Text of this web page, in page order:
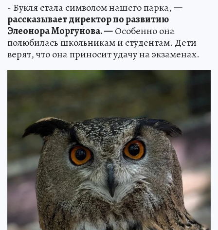
- Букля стала символом нашего парка,—
рассказывает директор по развитию
Элеонора Моргунова. —Особенно она
полюбилась школьникам и студентам. Дети
верят, что она приносит удачу на экзаменах.